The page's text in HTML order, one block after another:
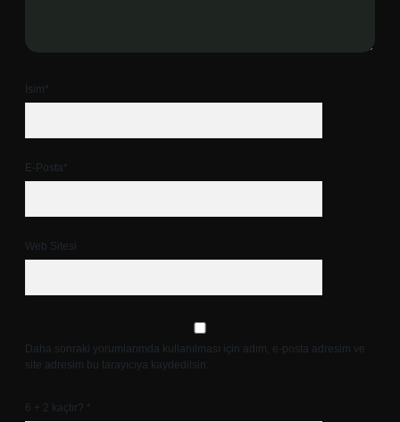
İsim*
E-Posta*
Web Sitesi
Daha sonraki yorumlarımda kullanılması için adım, e-posta adresim ve
site adresim bu tarayıcıya kaydedilsin.
6 + 2 kaçtır? *